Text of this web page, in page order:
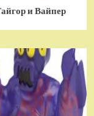
и Вайпер